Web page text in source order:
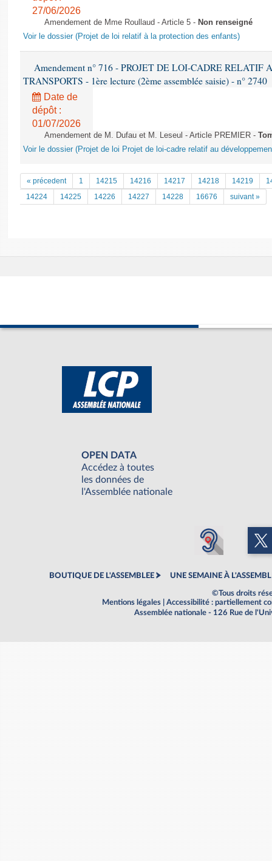
27/06/2026
Amendement de Mme Roullaud - Article 5 - Non renseigné
Voir le dossier (Projet de loi relatif à la protection des enfants)
Amendement n° 716 - PROJET DE LOI-CADRE RELATIF
TRANSPORTS - 1ère lecture (2ème assemblée saisie) - n° 2740
Date de
dépôt :
01/07/2026
Amendement de M. Dufau et M. Leseul - Article PREMIER -
Voir le dossier (Projet de loi Projet de loi-cadre relatif au
« précedent 1 14215 14216 14217 14218 14219
14224
14225 14226 14227 14228 16676 suivant »
OPEN DATA
Accédez à toutes
les données de
l'Assemblée nationale
BOUTIQUE DE L'ASSEMBLEE UNE SEMAINE À
©Tous droits
Mentions légales
Accessibilité : partiellement
Assemblée nationale - 126 Rue de